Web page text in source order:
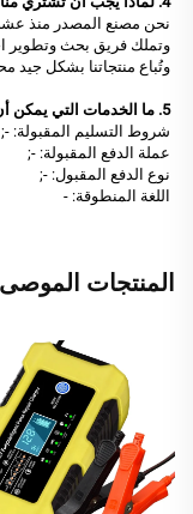
نحن مصنع المصدر منذ
وتملك فريق بحث وتطوير
وتُباع منتجاتنا بشكل جيد
5. ما الخدمات التي يمكن أن نقدمها؟
شروط التسليم المقبولة: -;
عملة الدفع المقبولة: -;
نوع الدفع المقبول: -;
اللغة المنطوقة: -
المنتجات الموصى